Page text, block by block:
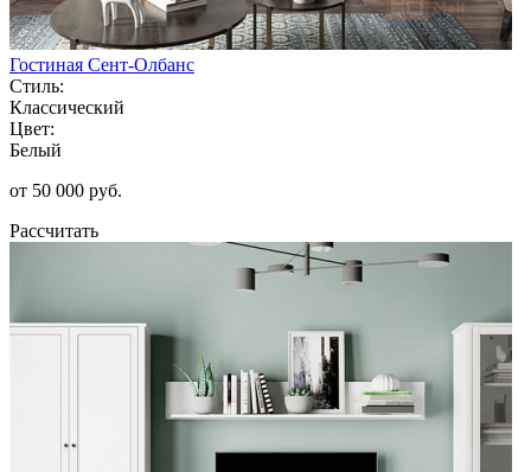
Гостиная Сент-Олбанс
Стиль:
Классический
Цвет:
Белый
от 50 000 руб.
Рассчитать